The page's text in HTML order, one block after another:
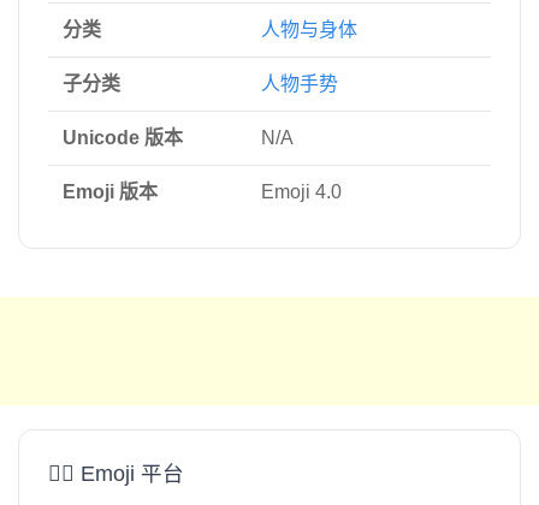
分类 人物与身体
子分类 人物手势
Unicode 版本 N/A
Emoji 版本 Emoji 4.0
🙆‍♂️ Emoji 平台